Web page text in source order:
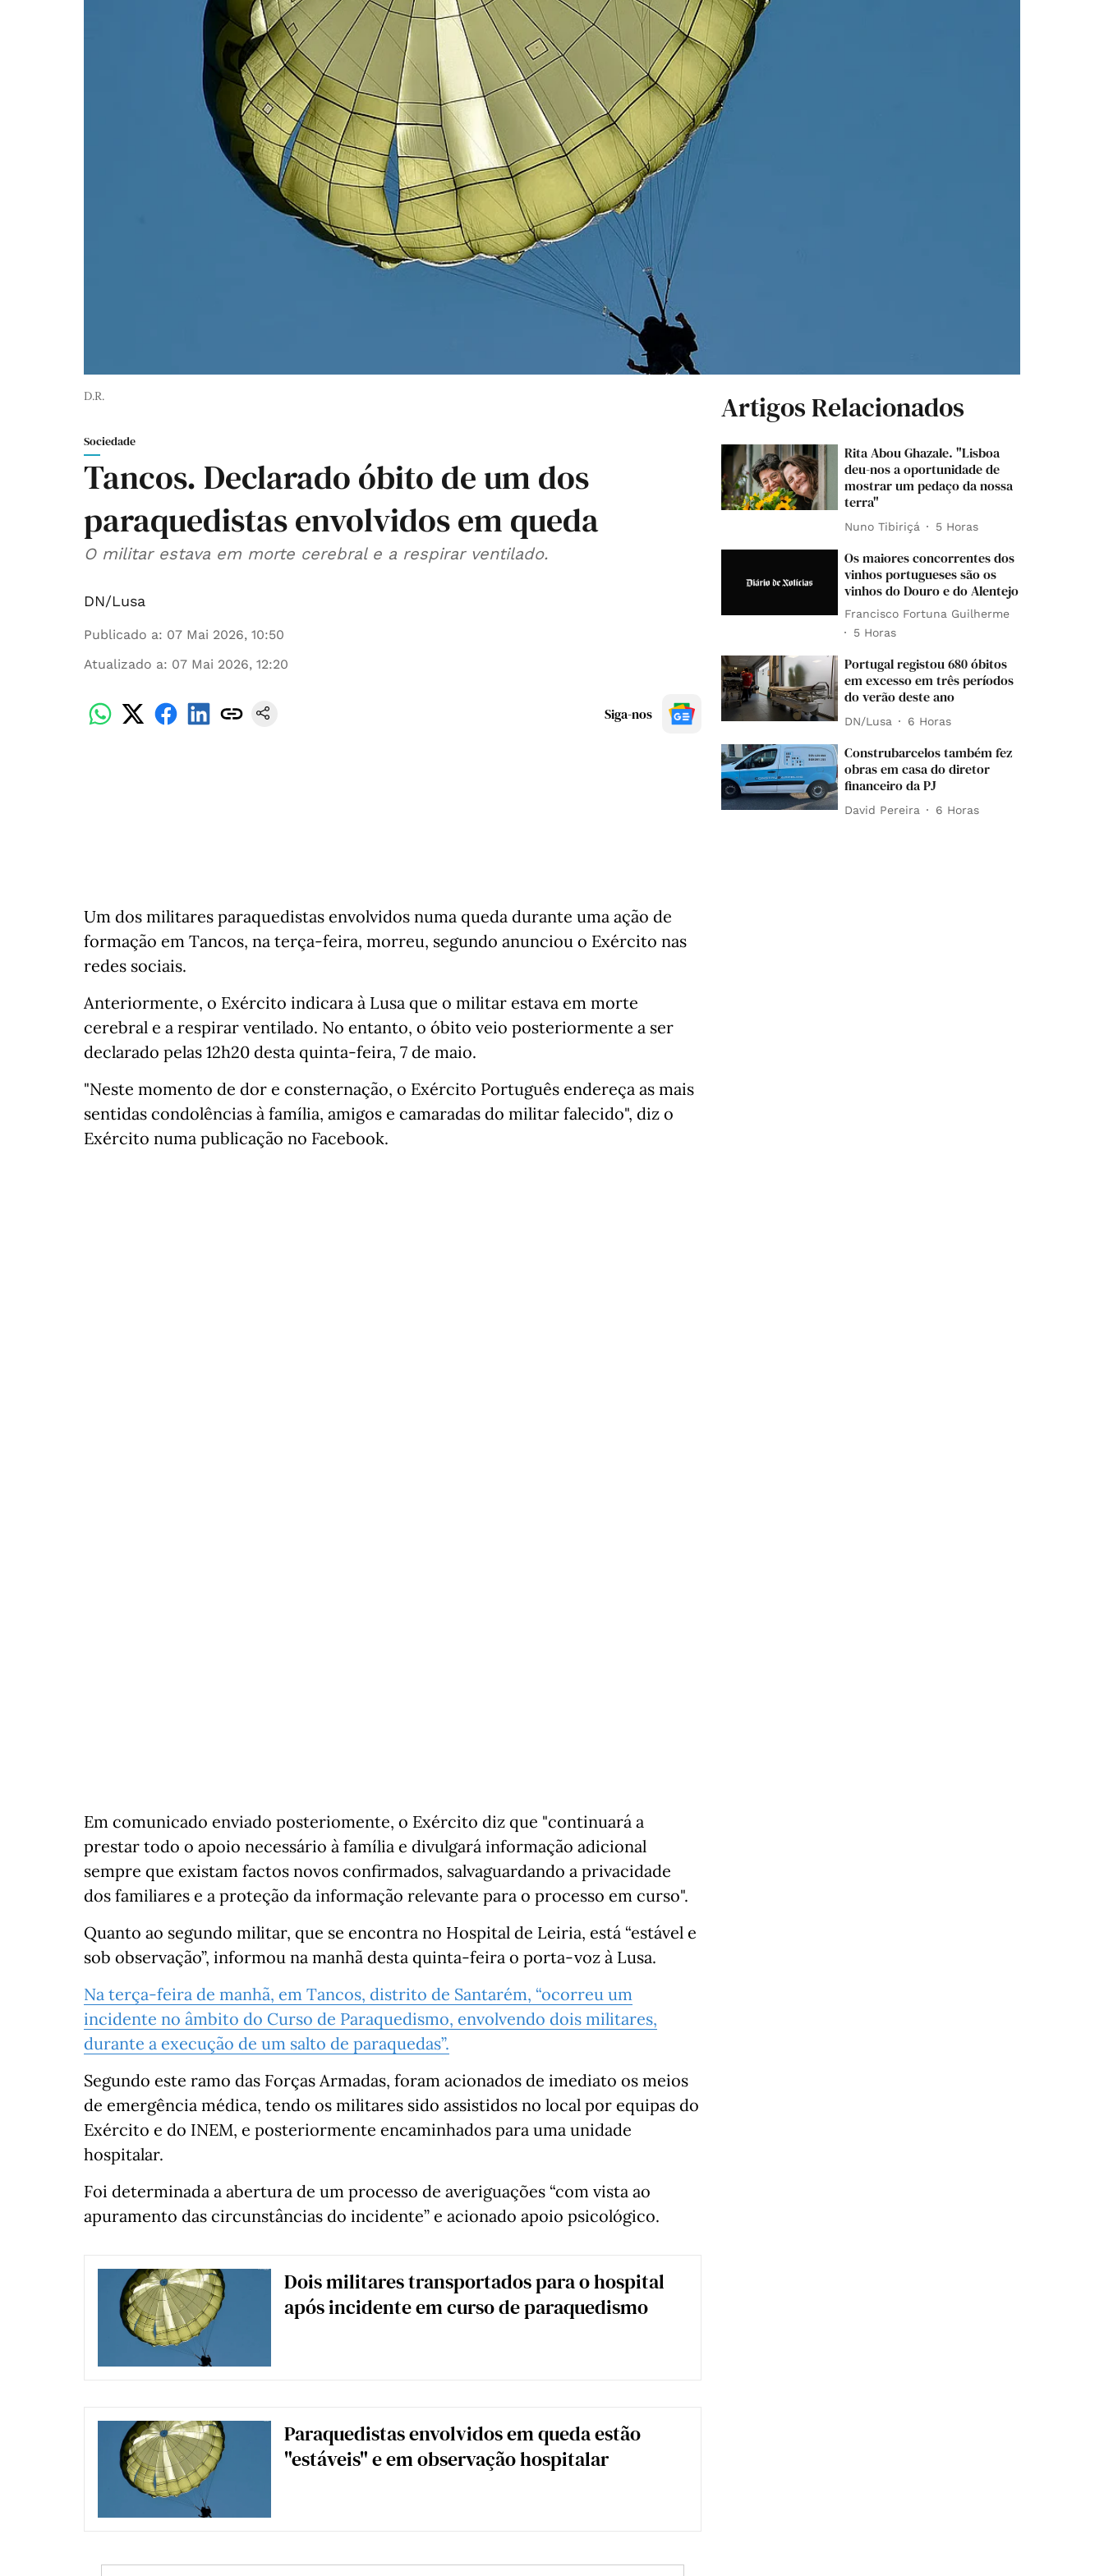
D.R.
Sociedade
Tancos. Declarado óbito de um dos
paraquedistas envolvidos em queda
O militar estava em morte cerebral e a respirar ventilado.
DN/Lusa
Publicado a: 07 Mai 2026, 10:50
Atualizado a: 07 Mai 2026, 12:20
Siga-nos
Um dos militares paraquedistas envolvidos numa queda durante uma ação de
formação em Tancos, na terça-feira, morreu, segundo anunciou o Exército nas
redes sociais.
Anteriormente, o Exército indicara à Lusa que o militar estava em morte
cerebral e a respirar ventilado. No entanto, o óbito veio posteriormente a ser
declarado pelas 12h20 desta quinta-feira, 7 de maio.
"Neste momento de dor e consternação, o Exército Português endereça as mais
sentidas condolências à família, amigos e camaradas do militar falecido", diz o
Exército numa publicação no Facebook.
Em comunicado enviado posteriomente, o Exército diz que "continuará a
prestar todo o apoio necessário à família e divulgará informação adicional
sempre que existam factos novos confirmados, salvaguardando a privacidade
dos familiares e a proteção da informação relevante para o processo em curso".
Quanto ao segundo militar, que se encontra no Hospital de Leiria, está “estável e
sob observação”, informou na manhã desta quinta-feira o porta-voz à Lusa.
Na terça-feira de manhã, em Tancos, distrito de Santarém, “ocorreu um
incidente no âmbito do Curso de Paraquedismo, envolvendo dois militares,
durante a execução de um salto de paraquedas”.
Segundo este ramo das Forças Armadas, foram acionados de imediato os meios
de emergência médica, tendo os militares sido assistidos no local por equipas do
Exército e do INEM, e posteriormente encaminhados para uma unidade
hospitalar.
Foi determinada a abertura de um processo de averiguações “com vista ao
apuramento das circunstâncias do incidente” e acionado apoio psicológico.
Dois militares transportados para o hospital
após incidente em curso de paraquedismo
Paraquedistas envolvidos em queda estão
"estáveis" e em observação hospitalar
Artigos Relacionados
Rita Abou Ghazale. "Lisboa
deu-nos a oportunidade de
mostrar um pedaço da nossa
terra"
Nuno Tibiriçá 5 Horas
Os maiores concorrentes dos
vinhos portugueses são os
vinhos do Douro e do Alentejo
Francisco Fortuna Guilherme
5 Horas
Portugal registou 680 óbitos
em excesso em três períodos
do verão deste ano
DN/Lusa 6 Horas
Construbarcelos também fez
obras em casa do diretor
financeiro da PJ
David Pereira 6 Horas